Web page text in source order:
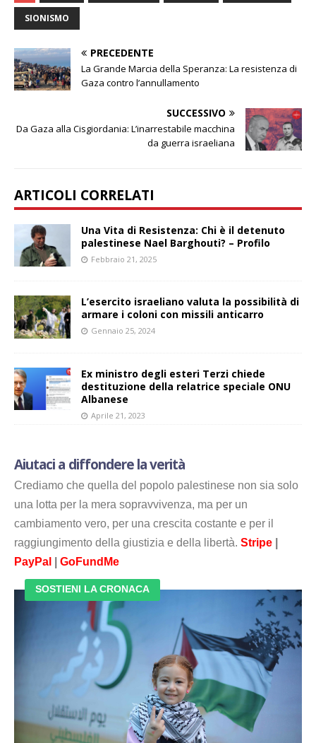
SIONISMO
PRECEDENTE
La Grande Marcia della Speranza: La resistenza di
Gaza contro l’annullamento
SUCCESSIVO
Da Gaza alla Cisgiordania: L’inarrestabile macchina
da guerra israeliana
ARTICOLI CORRELATI
Una Vita di Resistenza: Chi è il detenuto
palestinese Nael Barghouti? – Profilo
Febbraio 21, 2025
L’esercito israeliano valuta la possibilità di
armare i coloni con missili anticarro
Gennaio 25, 2024
Ex ministro degli esteri Terzi chiede
destituzione della relatrice speciale ONU
Albanese
Aprile 21, 2023
Aiutaci a diffondere la verità
Crediamo che quella del popolo palestinese non sia solo
una lotta per la mera sopravvivenza, ma per un
cambiamento vero, per una crescita costante e per il
raggiungimento della giustizia e della libertà. Stripe
PayPal
GoFundMe
SOSTIENI LA CRONACA